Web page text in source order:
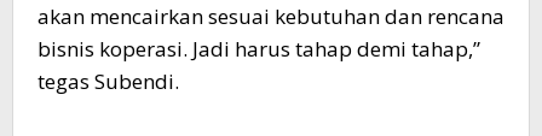
akan mencairkan sesuai kebutuhan dan rencana
bisnis koperasi. Jadi harus tahap demi tahap,”
tegas Subendi.